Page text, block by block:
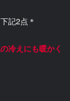
記2点＊
冷えにも暖かく